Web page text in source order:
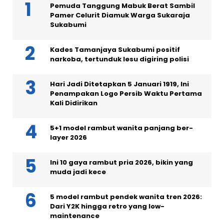
Pemuda Tanggung Mabuk Berat Sambil
Pamer Celurit Diamuk Warga Sukaraja
Sukabumi
Kades Tamanjaya Sukabumi positif
narkoba, tertunduk lesu digiring polisi
Hari Jadi Ditetapkan 5 Januari 1919, Ini
Penampakan Logo Persib Waktu Pertama
Kali Didirikan
5+1 model rambut wanita panjang ber-
layer 2026
Ini 10 gaya rambut pria 2026, bikin yang
muda jadi kece
5 model rambut pendek wanita tren 2026:
Dari Y2K hingga retro yang low-
maintenance